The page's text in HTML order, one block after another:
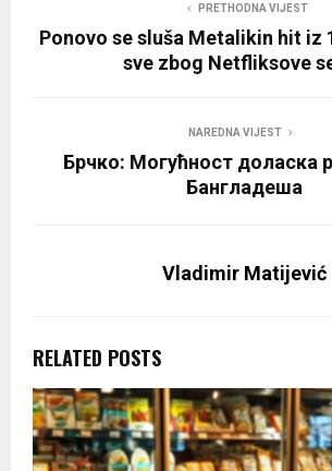
PRETHODNA VIJEST
Ponovo se sluša Metalikin hit iz
sve zbog Netfliksove
NAREDNA VIJEST
Брчко: Могућност доласка
Бангладеша
Vladimir Matijević
RELATED POSTS